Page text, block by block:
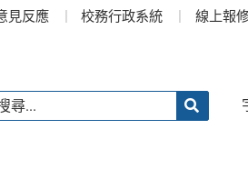
見反應 校務行政系統 線上報